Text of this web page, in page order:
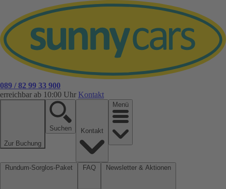
089 / 82 99 33 900
erreichbar ab 10:00 Uhr Kontakt
Zur Buchung
Suchen
Menü